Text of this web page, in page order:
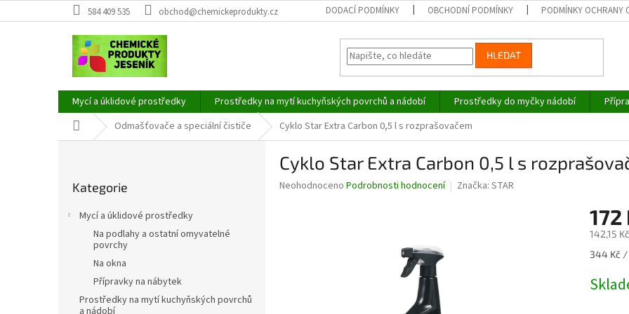
na
584 409 535 obchod@chemickeprodukty.cz DODACÍ PODMÍNKY OBCHODNÍ PODMÍNKY PODMÍNKY OCHRANY
HLEDAT
Mycí a úklidové prostředky Prostředky na mytí kuchyňských povrchů a nádobí Prostředky do myčky nádobí
Domů Odmašťovače a speciální čističe Cyklo Star Extra Carbon 0,5 l s rozprašovačem
kategorie
Kategorie
Mycí a úklidové prostředky
Na podlahy a ostatní omyvatelné
povrchy
Na okna
Přípravky na nábytek
Prostředky na mytí kuchyňských povrchů
a nádobí
Cyklo Star Extra Carbon 0,5 l s
Průměrné
Neohodnoceno Podrobnosti hodnocení Značka: STAR
172
142,15
Měrná
344 Kč /